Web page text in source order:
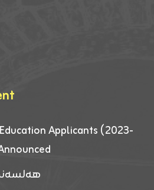
Applicants (2023-